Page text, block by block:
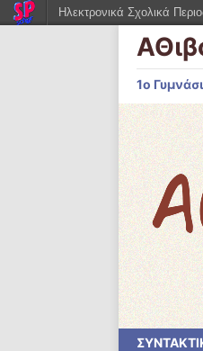
1ο
Ηλεκτρονικά Σχολικά